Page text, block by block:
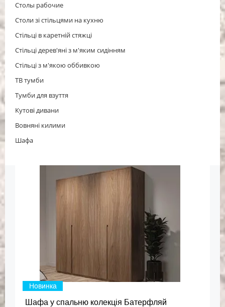
Столы рабочие
Столи зі стільцями на кухню
Стільці в каретній стяжці
Стільці дерев'яні з м'яким сидінням
Стільці з м'якою оббивкою
ТВ тумби
Тумби для взуття
Кутові дивани
Вовняні килими
Шафа
Новинка
Шафа у спальню колекція Батерфляй